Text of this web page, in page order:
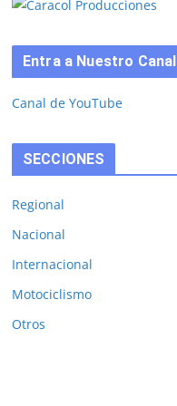
Entra a Nuestro Canal
Canal de YouTube
SECCIONES
Regional
Nacional
Internacional
Motociclismo
Otros